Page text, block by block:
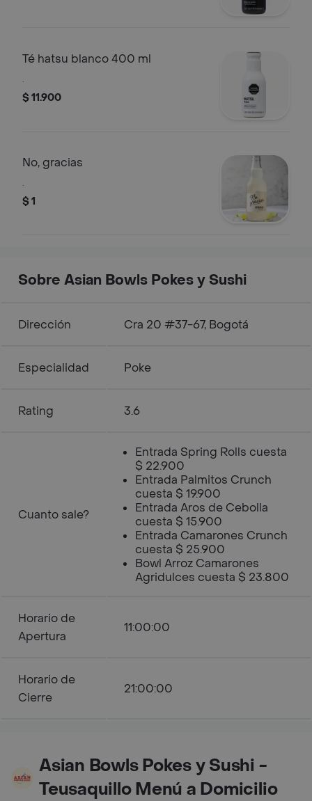
Té hatsu blanco 400 ml
.
$ 11.900
No, gracias
.
$ 1
Sobre Asian Bowls Pokes y Sushi
Dirección Cra 20 #37-67, Bogotá
Especialidad Poke
Rating 3.6
Cuanto sale?
Entrada Spring Rolls cuesta
$ 22.900
Entrada Palmitos Crunch
cuesta $ 19.900
Entrada Aros de Cebolla
cuesta $ 15.900
Entrada Camarones Crunch
cuesta $ 25.900
Bowl Arroz Camarones
Agridulces cuesta $ 23.800
Horario de
Apertura
11:00:00
Horario de
Cierre
21:00:00
Asian Bowls Pokes y Sushi -
Teusaquillo Menú a Domicilio